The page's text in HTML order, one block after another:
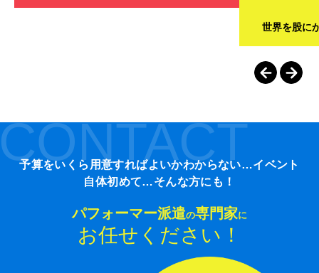
世界を股に
予算をいくら用意すればよいかわからない…イベント
自体初めて…そんな方にも！
パフォーマー派遣の専門家に
お任せください！